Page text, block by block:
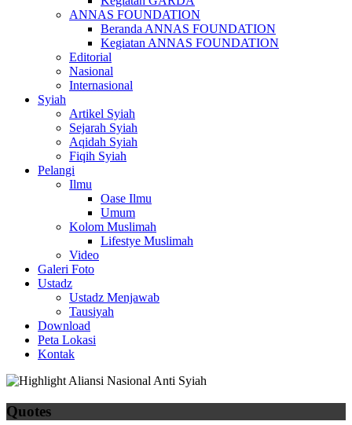
ANNAS FOUNDATION
Beranda ANNAS FOUNDATION
Kegiatan ANNAS FOUNDATION
Editorial
Nasional
Internasional
Syiah
Artikel Syiah
Sejarah Syiah
Aqidah Syiah
Fiqih Syiah
Pelangi
Ilmu
Oase Ilmu
Umum
Kolom Muslimah
Lifestye Muslimah
Video
Galeri Foto
Ustadz
Ustadz Menjawab
Tausiyah
Download
Peta Lokasi
Kontak
Quotes